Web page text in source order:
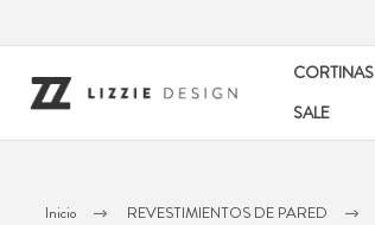
CORTINAS
SALE
Inicio REVESTIMIENTOS DE PARED